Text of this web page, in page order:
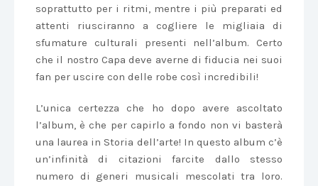
soprattutto per i ritmi, mentre i più preparati ed
attenti riusciranno a cogliere le migliaia di
sfumature culturali presenti nell’album. Certo
che il nostro Capa deve averne di fiducia nei suoi
fan per uscire con delle robe così incredibili!
L’unica certezza che ho dopo avere ascoltato
l’album, è che per capirlo a fondo non vi basterà
una laurea in Storia dell’arte! In questo album c’è
un’infinità di citazioni farcite dallo stesso
numero di generi musicali mescolati tra loro.